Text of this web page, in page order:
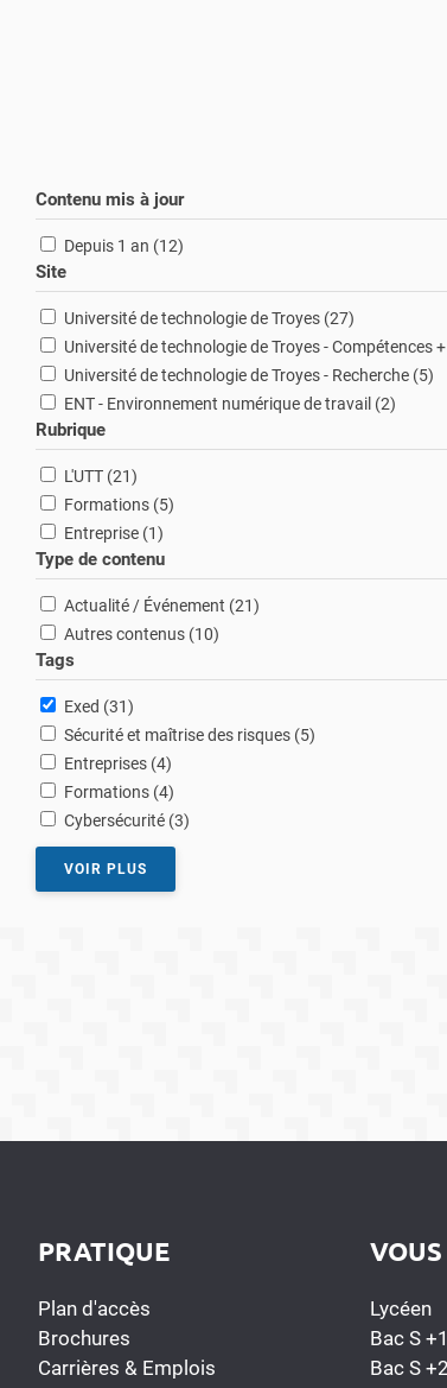
Contenu mis à jour
Depuis 1 an (12résultats
)
Site
Université de technologie de Troyes (27résultats
)
Université de technologie de Troyes - Compétences
Université de technologie de Troyes - Recherche (5)
ENT - Environnement numérique de travail (2résultats
)
Rubrique
L'UTT (21résultats
)
Formations (5résultats
)
Entreprise (1résultat
)
Type de contenu
Actualité / Événement (21résultats
)
Autres contenus (10résultats
)
Tags
Exed (31résultats
)
Sécurité et maîtrise des risques (5résultats
)
Entreprises (4résultats
)
Formations (4résultats
)
Cybersécurité (3résultats
)
VOIR PLUS
PRATIQUE
Plan d'accès
Brochures
Carrières & Emplois
VOUS
Lycéen
Bac S +1
Bac S +2